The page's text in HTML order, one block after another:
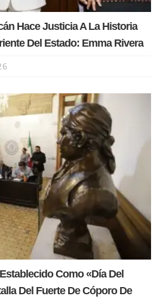
Hace Justicia A La Historia
Del Estado: Emma Rivera
Como «Día Del
Del Fuerte De Cóporo De